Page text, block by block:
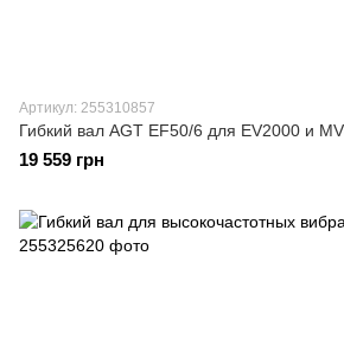
Артикул: 255310857
Гибкий вал AGT EF50/6 для EV2000 и
19 559 грн